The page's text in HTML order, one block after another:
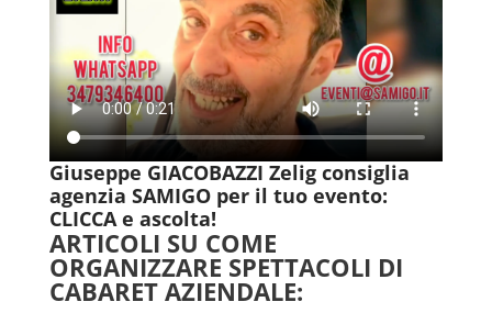
Giuseppe GIACOBAZZI Zelig consiglia
agenzia SAMIGO per il tuo evento:
CLICCA e ascolta!
ARTICOLI SU COME
ORGANIZZARE SPETTACOLI DI
CABARET AZIENDALE: